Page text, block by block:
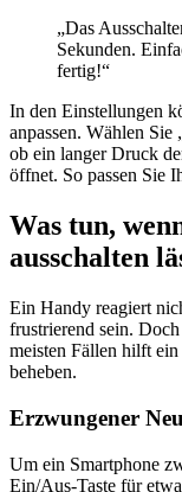
„Das
Sekunden.
fertig!“
In den Einstellungen
anpassen. Wählen Sie
ob ein langer Druck
öffnet. So passen Sie
Was tun,
ausschalten
Ein Handy reagiert
frustrierend sein.
meisten Fällen hilft
beheben.
Erzwungener
Um ein Smartphone
Ein/Aus-Taste für